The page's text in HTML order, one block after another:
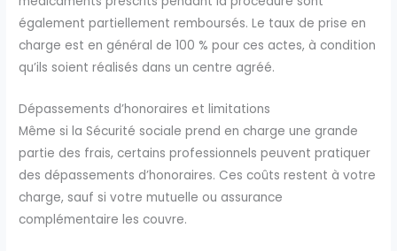
également partiellement remboursés. Le taux de prise en
charge est en général de 100 % pour ces actes, à condition
qu’ils soient réalisés dans un centre agréé.
Dépassements d’honoraires et limitations
Même si la Sécurité sociale prend en charge une grande
partie des frais, certains professionnels peuvent pratiquer
des dépassements d’honoraires. Ces coûts restent à votre
charge, sauf si votre mutuelle ou assurance
complémentaire les couvre.